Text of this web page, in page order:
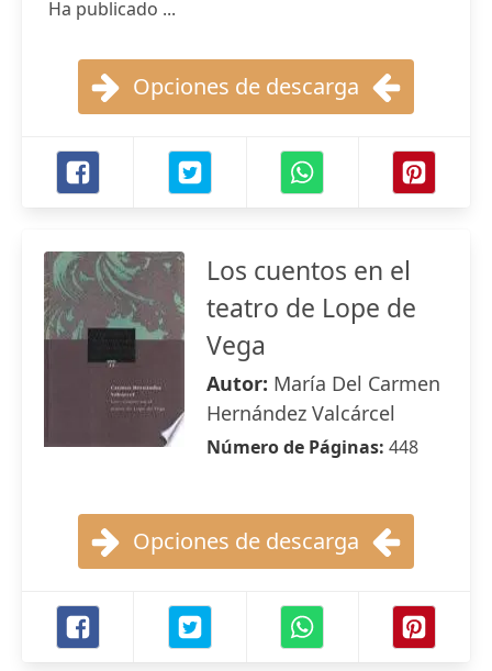
Ha publicado ...
Opciones de descarga
Los cuentos en el
teatro de Lope de
Vega
Autor: María Del Carmen
Hernández Valcárcel
Número de Páginas: 448
Opciones de descarga